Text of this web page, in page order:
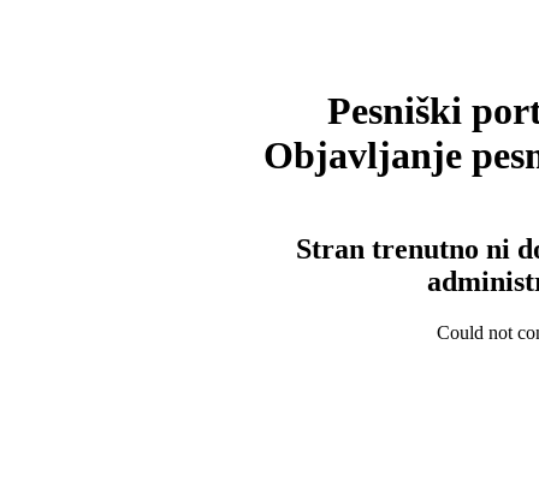
Pesniški
Objavljanje
Stran trenutno ni
Could not